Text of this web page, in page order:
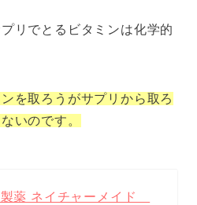
リでとるビタミンは化学的
ンを取ろうがサプリから取ろ
いのです。
薬 ネイチャーメイド